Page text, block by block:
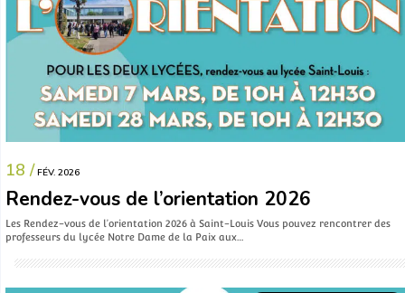
18 / FÉV. 2026
Rendez-vous de l’orientation 2026
Les Rendez-vous de l’orientation 2026 à Saint-Louis Vous pouvez rencontrer des
professeurs du lycée Notre Dame de la Paix aux…